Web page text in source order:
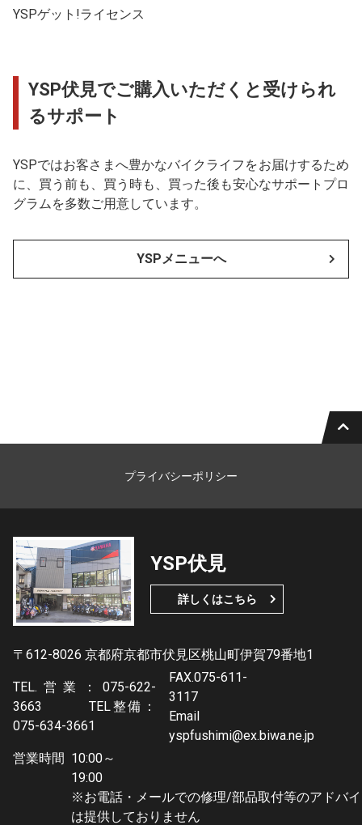
YSPゲット!ライセンス
YSP伏見でご購入いただくと受けられ
るサポート
YSPではお客さまへ豊かなバイクライフをお届けするため
に、買う前も、買う時も、買った後も安心なサポートプロ
グラムを多数ご用意しています。
YSPメニューへ
プライバシーポリシー
YSP伏見
詳しくはこちら
〒612-8026 京都府京都市伏見区桃山町伊賀79番地1
TEL.営業：075-622-
3663 TEL整備：
075-634-3661
FAX.075-611-
3117
Email
yspfushimi@ex.biwa.ne.jp
営業時間 10:00～
※お電話・メールでの修理/部品取付等のアドバ
は提供しておりません